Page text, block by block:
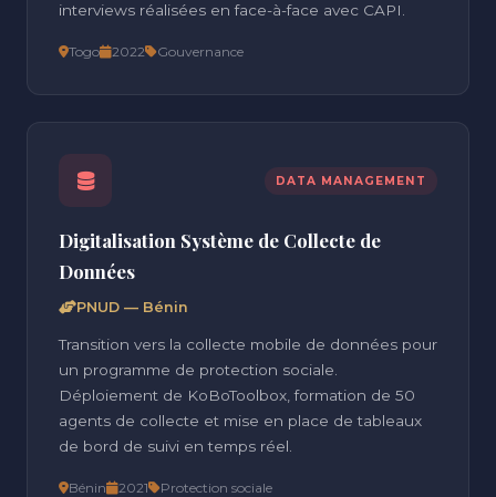
interviews réalisées en face-à-face avec CAPI.
Togo 2022 Gouvernance
DATA MANAGEMENT
Digitalisation Système de Collecte de
Données
PNUD — Bénin
Transition vers la collecte mobile de données pour
un programme de protection sociale.
Déploiement de KoBoToolbox, formation de 50
agents de collecte et mise en place de tableaux
de bord de suivi en temps réel.
Bénin 2021 Protection sociale